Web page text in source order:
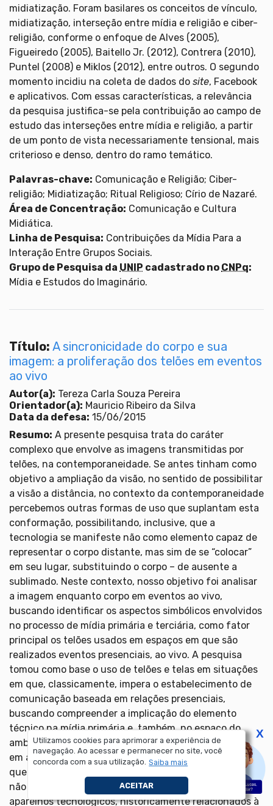
Utilizamos cookies para aprimorar a experiência de
navegação. Ao acessar e permanecer no site, você
concorda com a sua utilização. Saiba mais
ACEITAR
midiatização. Foram basilares os conceitos de vínculo,
midiatização, interseção entre mídia e religião e ciber-
religião, conforme o enfoque de Alves (2005),
Figueiredo (2005), Baitello Jr. (2012), Contrera (2010),
Puntel (2008) e Miklos (2012), entre outros. O segundo
momento incidiu na coleta de dados do site, Facebook
e aplicativos. Com essas características, a relevância
da pesquisa justifica-se pela contribuição ao campo de
estudo das interseções entre mídia e religião, a partir
de um ponto de vista necessariamente tensional, mais
criterioso e denso, dentro do ramo temático.
Palavras-chave: Comunicação e Religião; Ciber-
religião; Midiatização; Ritual Religioso; Círio de Nazaré.
Área de Concentração: Comunicação e Cultura
Midiática.
Linha de Pesquisa: Contribuições da Mídia Para a
Interação Entre Grupos Sociais.
Grupo de Pesquisa da UNIP cadastrado no CNPq:
Mídia e Estudos do Imaginário.
Título: A sincronicidade do corpo e sua
imagem: a proliferação dos telões em eventos
ao vivo
Autor(a): Tereza Carla Souza Pereira
Orientador(a): Mauricio Ribeiro da Silva
Data da defesa: 15/06/2015
Resumo: A presente pesquisa trata do caráter
complexo que envolve as imagens transmitidas por
telões, na contemporaneidade. Se antes tinham como
objetivo a ampliação da visão, no sentido de possibilitar
a visão a distância, no contexto da contemporaneidade
percebemos outras formas de uso que suplantam esta
conformação, possibilitando, inclusive, que a
tecnologia se manifeste não como elemento capaz de
representar o corpo distante, mas sim de se “colocar”
em seu lugar, substituindo o corpo – de ausente a
sublimado. Neste contexto, nosso objetivo foi analisar
a imagem enquanto corpo em eventos ao vivo,
buscando identificar os aspectos simbólicos envolvidos
no processo de mídia primária e terciária, como fator
principal os telões usados em espaços em que são
realizados eventos presenciais, ao vivo. A pesquisa
tomou como base o uso de telões e telas em situações
em que, classicamente, impera o estabelecimento de
comunicação baseada em relações presenciais,
buscando compreender a implicação do elemento
técnico na mídia primária e, também, no espaço do
ambiente. Nossas hipóteses consideram que o telão,
em algumas situações, passa a figura nos eventos em
que há reunião de pessoas, como elemento da cena e
não como um aparato de eventos ao vivo nos quais os
aparelhos tecnológicos, historicamente relacionados à
X